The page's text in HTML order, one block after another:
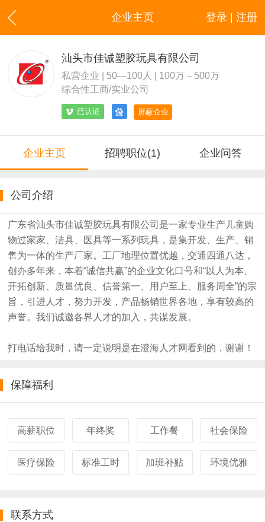
登录 | 注册
企业主页
汕头市佳诚塑胶玩具有限公司
私营企业 | 50—100人 | 100万－500万
综合性工商/实业公司
已认证 屏蔽企业
企业主页 招聘职位(1) 企业问答
公司介绍
广东省汕头市佳诚塑胶玩具有限公司是一家专业生产儿童购
物过家家、洁具、医具等一系列玩具，是集开发、生产、销
售为一体的生产厂家。工厂地理位置优越，交通四通八达，
创办多年来，本着“诚信共赢”的企业文化口号和“以人为本、
开拓创新、质量优良、信誉第一、用户至上、服务周全”的宗
旨，引进人才，努力开发，产品畅销世界各地，享有较高的
声誉。我们诚邀各界人才的加入，共谋发展。
打电话给我时，请一定说明是在澄海人才网看到的，谢谢！
保障福利
高薪职位 年终奖 工作餐 社会保险
医疗保险 标准工时 加班补贴 环境优雅
联系方式